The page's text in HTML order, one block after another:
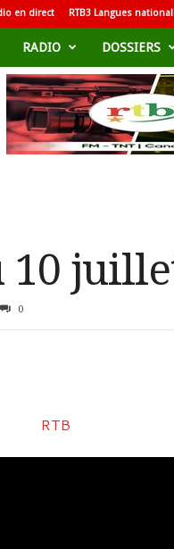
en direct RTB3 Langues
RADIO DOSSIERS
10
0